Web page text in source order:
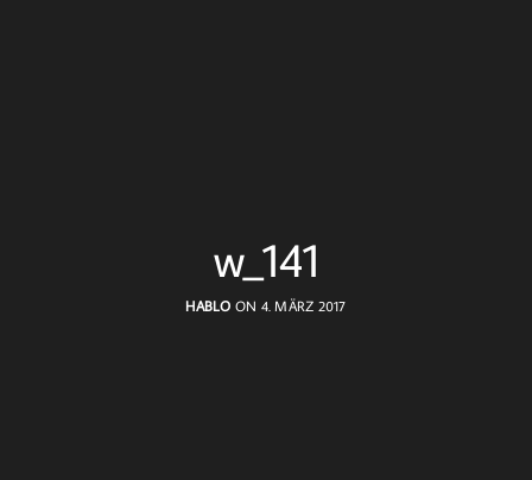
w_141
HABLO ON 4. MÄRZ 2017